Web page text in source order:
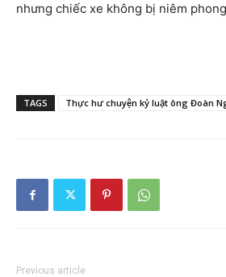
nhưng chiếc xe không bị niêm
TAGS Thực hư chuyện kỷ luật ông Đoàn
Previous article